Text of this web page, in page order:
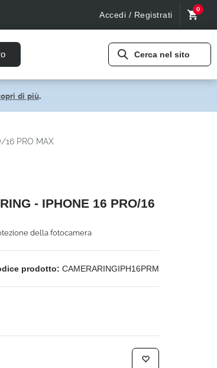
Accedi / Registrati
0
Cerca nel sito
di più.
16 PRO MAX
- IPHONE 16 PRO/16
della fotocamera
prodotto: CAMERARINGIPH16PRM